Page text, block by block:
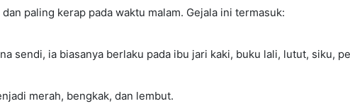
paling kerap pada waktu malam. Gejala ini termasuk:
sendi, ia biasanya berlaku pada ibu jari kaki, buku lali, lutut, siku,
merah, bengkak, dan lembut.